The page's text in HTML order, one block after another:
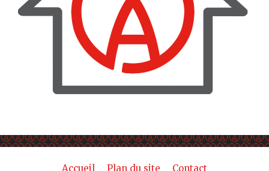
Accueil Plan du site Contact